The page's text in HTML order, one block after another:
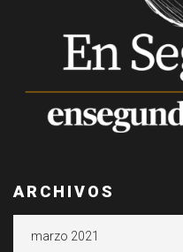
ARCHIVOS